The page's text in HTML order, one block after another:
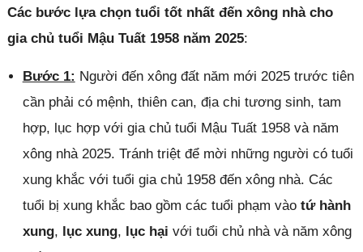
Các bước lựa chọn tuổi tốt nhất đến xông nhà cho
gia chủ tuổi Mậu Tuất 1958 năm 2025:
Bước 1: Người đến xông đất năm mới 2025 trước tiên
cần phải có mệnh, thiên can, địa chi tương sinh, tam
hợp, lục hợp với gia chủ tuổi Mậu Tuất 1958 và năm
xông nhà 2025. Tránh triệt để mời những người có tuổi
xung khắc với tuổi gia chủ 1958 đến xông nhà. Các
tuổi bị xung khắc bao gồm các tuổi phạm vào tứ hành
xung, lục xung, lục hại với tuổi chủ nhà và năm xông